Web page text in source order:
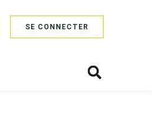
SE CONNECTER